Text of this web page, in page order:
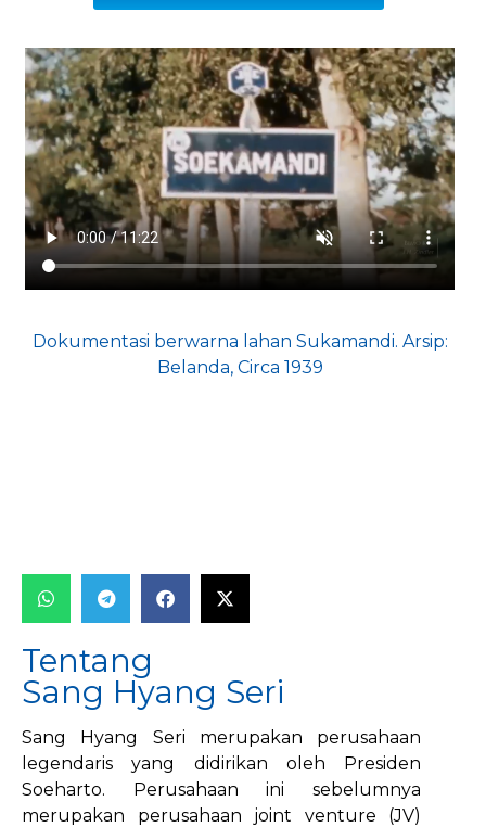
Dokumentasi berwarna lahan Sukamandi. Arsip:
Belanda, Circa 1939
Tentang
Sang Hyang Seri
Sang Hyang Seri merupakan perusahaan
legendaris yang didirikan oleh Presiden
Soeharto. Perusahaan ini sebelumnya
merupakan perusahaan joint venture (JV)